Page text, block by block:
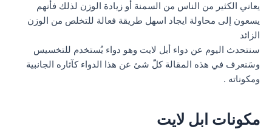
يعاني الكثير من الناس من السمنة أو زيادة الوزن لذلك فأنهم
يسعون إلى محاولة ايجاد اسهل طريقة فعالة للتخلص من الوزن
الزائد
سنتحدث اليوم عن دواء أبل لايت وهو دواء يُستخدم للتخسيس
وسَنعرف في هذه المقالة كلّ شئ عن هذا الدواء كآثاره الجانبية
ومكوناته .
مكونات ابل لايت